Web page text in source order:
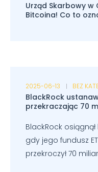
Urząd Skarbowy w
Bitcoina! Co to
2025-06-13 BEZ
BlackRock
przekraczając 70
BlackRock
gdy jego fundusz
przekroczył 70